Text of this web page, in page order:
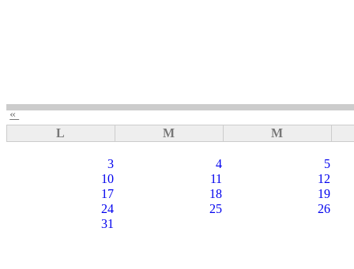
«
L
M M
3 4
5
10
11
12
17
18
19
24
25
26
31